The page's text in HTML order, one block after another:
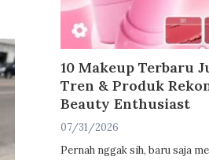
10 Makeup Terbaru
Tren & Produk
Beauty Enthusiast
07/31/2026
Pernah nggak sih, baru saja